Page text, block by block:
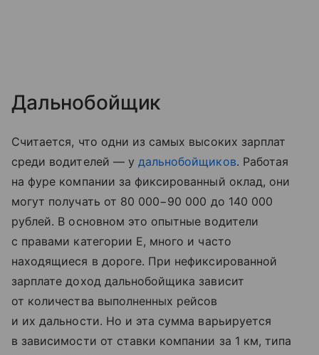
Дальнобойщик
Считается, что одни из самых высоких зарплат
среди водителей — у дальнобойщиков. Работая
на фуре компании за фиксированный оклад, они
могут получать от 80 000−90 000 до 140 000
рублей. В основном это опытные водители
с правами категории Е, много и часто
находящиеся в дороге. При нефиксированной
зарплате доход дальнобойщика зависит
от количества выполненных рейсов
и их дальности. Но и эта сумма варьируется
в зависимости от ставки компании за 1 км, типа